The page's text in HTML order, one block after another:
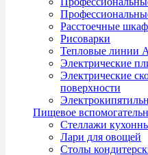
Расстоечные
Рисоварки
Тепловые линии
Электрические
Электрические
поверхности
Пищевое
Стеллажи
Лари для овощей
Столы